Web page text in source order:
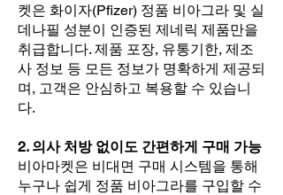
켓은 화이자(Pfizer) 정품 비아그라 및 실
데나필 성분이 인증된 제네릭 제품만을
취급합니다. 제품 포장, 유통기한, 제조
사 정보 등 모든 정보가 명확하게 제공되
며, 고객은 안심하고 복용할 수 있습니
다.
2. 의사 처방 없이도 간편하게 구매 가능
비아마켓은 비대면 구매 시스템을 통해
누구나 쉽게 정품 비아그라를 구입할 수